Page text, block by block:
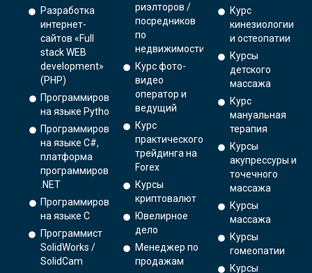
Разработка
интернет-
сайтов «Full
stack WEB
development»
(PHP)
Программирование
на языке Python.
Программирование
на языке C#,
платформа
программирования
.NET
Программирование
на языке С
Программист
SolidWorks /
SolidCam
риэлторов /
посредников
по
недвижимости
Курс фото-
видео
оператор и
ведущий
Курс
практического
трейдинга на
Forex
Курсы
криптовалют
Ювелирное
дело
Менеджер по
продажам
Курс
кинезиологии
и остеопатии
Курсы
детского
массажа
Курс
мануальная
терапия
Курсы
акупрессуры и
точечного
массажа
Курсы
массажа
Курсы
гомеопатии
Курсы